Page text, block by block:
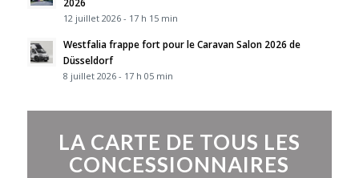
12 juillet 2026 - 17 h 15 min
Westfalia frappe fort pour le Caravan Salon 2026 de
Düsseldorf
8 juillet 2026 - 17 h 05 min
LA CARTE DE TOUS LES
CONCESSIONNAIRES